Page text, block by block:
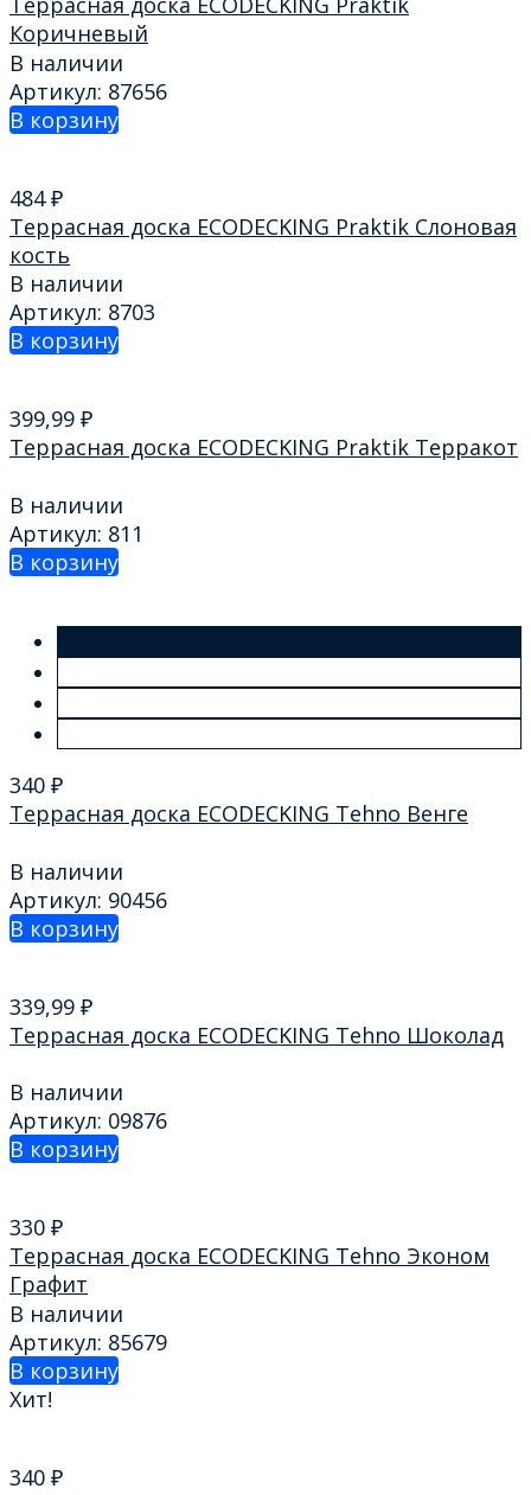
Коричневый
В наличии
Артикул: 87656
В корзину
484₽
Террасная доска ECODECKING Praktik Слоновая
кость
В наличии
Артикул: 8703
В корзину
399,99 ₽
Террасная доска ECODECKING Praktik Терракот
В наличии
Артикул: 811
В корзину
340 ₽
Террасная доска ECODECKING Tehno Венге
В наличии
Артикул: 90456
В корзину
339,99 ₽
Террасная доска ECODECKING Tehno Шоколад
В наличии
Артикул: 09876
В корзину
330 ₽
Террасная доска ECODECKING Tehno Эконом
Графит
В наличии
Артикул: 85679
В корзину
Хит!
340 ₽